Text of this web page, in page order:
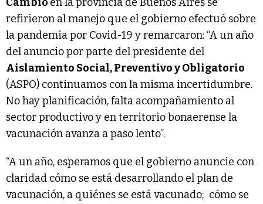
Cambio en la provincia de Buenos Aires se
refirieron al manejo que el gobierno efectuó sobre
la pandemia por Covid-19 y remarcaron: “A un año
del anuncio por parte del presidente del
Aislamiento Social, Preventivo y Obligatorio
(ASPO) continuamos con la misma incertidumbre.
No hay planificación, falta acompañamiento al
sector productivo y en territorio bonaerense la
vacunación avanza a paso lento”.
“A un año, esperamos que el gobierno anuncie con
claridad cómo se está desarrollando el plan de
vacunación, a quiénes se está vacunado; cómo se